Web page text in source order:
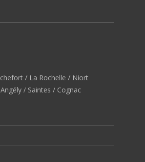
/ La Rochelle / Niort
/ Saintes / Cognac